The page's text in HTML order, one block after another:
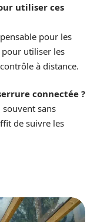
utiliser ces
pour les
pour utiliser les
à distance.
connectée ?
souvent sans
de suivre les